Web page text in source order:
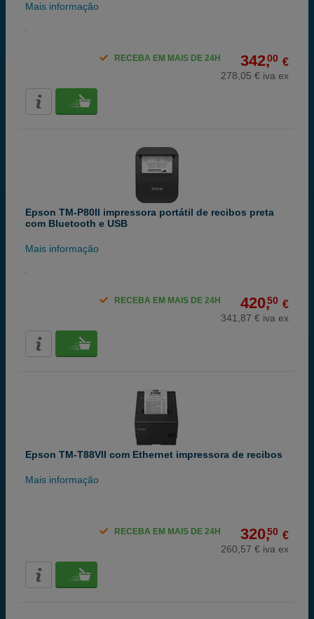
Mais informação
342,00 €
278,05 € iva ex
RECEBA EM MAIS DE 24H
Epson TM-P80II impressora portátil de recibos preta
com Bluetooth e USB
Mais informação
420,50 €
341,87 € iva ex
RECEBA EM MAIS DE 24H
Epson TM-T88VII com Ethernet impressora de recibos
Mais informação
320,50 €
260,57 € iva ex
RECEBA EM MAIS DE 24H